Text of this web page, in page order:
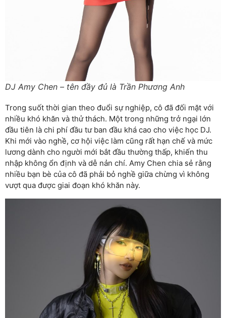
DJ Amy Chen – tên đầy đủ là Trần Phương Anh
Trong suốt thời gian theo đuổi sự nghiệp, cô đã đối mặt với
nhiều khó khăn và thử thách. Một trong những trở ngại lớn
đầu tiên là chi phí đầu tư ban đầu khá cao cho việc học DJ.
Khi mới vào nghề, cơ hội việc làm cũng rất hạn chế và mức
lương dành cho người mới bắt đầu thường thấp, khiến thu
nhập không ổn định và dễ nản chí. Amy Chen chia sẻ rằng
nhiều bạn bè của cô đã phải bỏ nghề giữa chừng vì không
vượt qua được giai đoạn khó khăn này.